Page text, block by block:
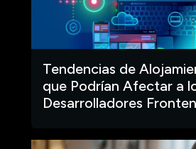
Tendencias de
que Podrían Afectar a
Desarrolladores